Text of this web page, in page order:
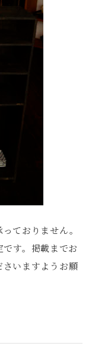
ておりません。
す。掲載までお
いますようお願